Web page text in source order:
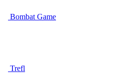
Bombat Game
Trefl